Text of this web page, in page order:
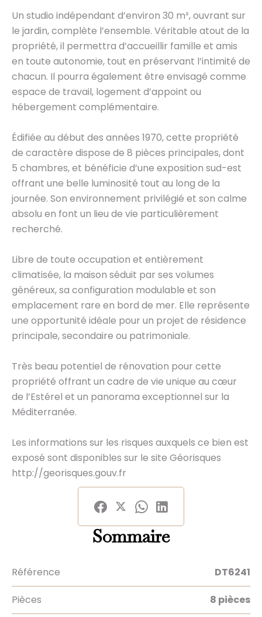
Un studio indépendant d’environ 30 m², ouvrant sur
le jardin, complète l’ensemble. Véritable atout de la
propriété, il permettra d’accueillir famille et amis
en toute autonomie, tout en préservant l’intimité de
chacun. Il pourra également être envisagé comme
espace de travail, logement d’appoint ou
hébergement complémentaire.
Édifiée au début des années 1970, cette propriété
de caractère dispose de 8 pièces principales, dont
5 chambres, et bénéficie d’une exposition sud-est
offrant une belle luminosité tout au long de la
journée. Son environnement privilégié et son calme
absolu en font un lieu de vie particulièrement
recherché.
Libre de toute occupation et entièrement
climatisée, la maison séduit par ses volumes
généreux, sa configuration modulable et son
emplacement rare en bord de mer. Elle représente
une opportunité idéale pour un projet de résidence
principale, secondaire ou patrimoniale.
Très beau potentiel de rénovation pour cette
propriété offrant un cadre de vie unique au cœur
de l’Estérel et un panorama exceptionnel sur la
Méditerranée.
Les informations sur les risques auxquels ce bien est
exposé sont disponibles sur le site Géorisques
http://georisques.gouv.fr
Sommaire
Référence DT6241
Pièces 8 pièces